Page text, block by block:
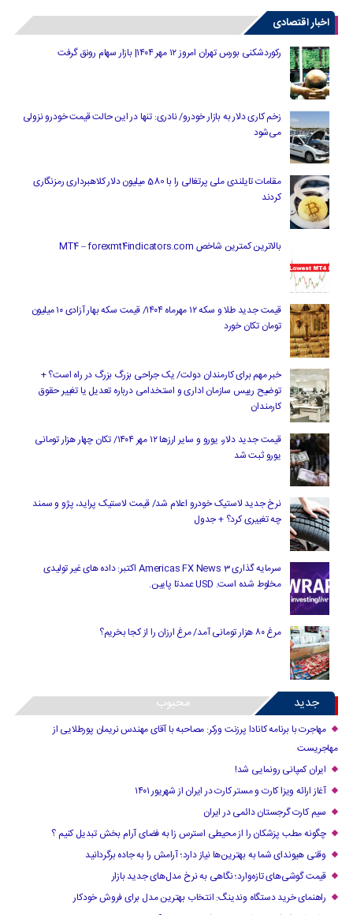
اخبار اقتصادی
رکوردشکنی بورس تهران امروز ۱۲ مهر ۱۴۰۴| بازار سهام رونق گرفت
زخم کاری دلار به بازار خودرو/ نادری: تنها در این حالت قیمت خودرو نزولی
می‌شود
مقامات تایلندی ملی پرتغالی را با 580 میلیون دلار کلاهبرداری رمزنگاری
کردند
بالاترین کمترین شاخص MT4 – forexmt4indicators.com
قیمت جدید طلا و سکه ۱۲ مهرماه ۱۴۰۴/ قیمت سکه بهار آزادی ۱۰ میلیون
تومان تکان خورد
خبر مهم برای کارمندان دولت/ یک جراحی بزرگ بزرگ در راه است؟ +
توضیح رییس سازمان اداری و استخدامی درباره تعدیل یا تغییر حقوق
کارمندان
قیمت جدید دلار، یورو و سایر ارزها ۱۲ مهر ۱۴۰۴/ تکان چهار هزار تومانی
یورو ثبت شد
نرخ جدید لاستیک خودرو اعلام شد/ قیمت لاستیک پراید، پژو و سمند
چه تغییری کرد؟ + جدول
سرمایه گذاری Americas FX News 3 اکتبر: داده های غیر تولیدی
مخلوط شده است. USD عمدتا پایین.
مرغ ۸۰ هزار تومانی آمد/ مرغ ارزان را از کجا بخریم؟
جدید محبوب
مهاجرت با برنامه کانادا پرزنت ورکر: مصاحبه با آقای مهندس نریمان پورطلایی از
مهاجریست
ایران کمپانی رونمایی شد!
آغاز ارائه ویزا کارت و مستر کارت در ایران از شهریور ۱۴۰۱
سیم کارت گرجستان دائمی در ایران
چگونه مطب پزشکان را از محیطی استرس زا به فضای آرام بخش تبدیل کنیم ؟
وقتی هیوندای شما به بهترین‌ها نیاز دارد؛ آرامش را به جاده برگردانید
قیمت گوشی‌های تازه‌وارد؛ نگاهی به نرخ مدل‌های جدید بازار
راهنمای خرید دستگاه وندینگ: انتخاب بهترین مدل برای فروش خودکار